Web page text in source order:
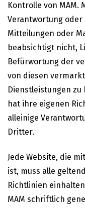
Kontrolle von MAM.
Verantwortung
Mitteilungen oder
beabsichtigt nicht,
Befürwortung der
von diesen
Dienstleistungen
hat ihre eigenen
alleinige
Dritter.
Jede Website, die
ist, muss alle
Richtlinien
MAM schriftlich